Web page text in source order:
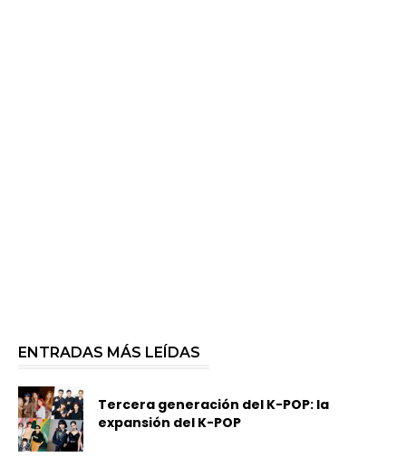
ENTRADAS MÁS LEÍDAS
Tercera generación del K-POP: la
expansión del K-POP